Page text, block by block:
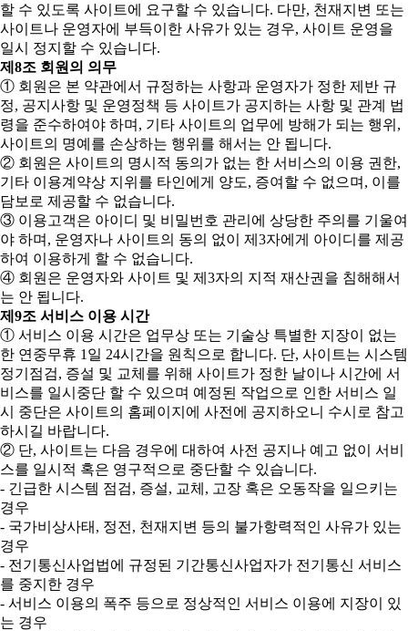
할 수 있도록 사이트에 요구할 수 있습니다. 다만, 천재지변 또는
사이트나 운영자에 부득이한 사유가 있는 경우, 사이트 운영을
일시 정지할 수 있습니다.
제8조 회원의 의무
① 회원은 본 약관에서 규정하는 사항과 운영자가 정한 제반 규
정, 공지사항 및 운영정책 등 사이트가 공지하는 사항 및 관계 법
령을 준수하여야 하며, 기타 사이트의 업무에 방해가 되는 행위,
사이트의 명예를 손상하는 행위를 해서는 안 됩니다.
② 회원은 사이트의 명시적 동의가 없는 한 서비스의 이용 권한,
기타 이용계약상 지위를 타인에게 양도, 증여할 수 없으며, 이를
담보로 제공할 수 없습니다.
③ 이용고객은 아이디 및 비밀번호 관리에 상당한 주의를 기울여
야 하며, 운영자나 사이트의 동의 없이 제3자에게 아이디를 제공
하여 이용하게 할 수 없습니다.
④ 회원은 운영자와 사이트 및 제3자의 지적 재산권을 침해해서
는 안 됩니다.
제9조 서비스 이용 시간
① 서비스 이용 시간은 업무상 또는 기술상 특별한 지장이 없는
한 연중무휴 1일 24시간을 원칙으로 합니다. 단, 사이트는 시스템
정기점검, 증설 및 교체를 위해 사이트가 정한 날이나 시간에 서
비스를 일시중단 할 수 있으며 예정된 작업으로 인한 서비스 일
시 중단은 사이트의 홈페이지에 사전에 공지하오니 수시로 참고
하시길 바랍니다.
② 단, 사이트는 다음 경우에 대하여 사전 공지나 예고 없이 서비
스를 일시적 혹은 영구적으로 중단할 수 있습니다.
- 긴급한 시스템 점검, 증설, 교체, 고장 혹은 오동작을 일으키는
경우
- 국가비상사태, 정전, 천재지변 등의 불가항력적인 사유가 있는
경우
- 전기통신사업법에 규정된 기간통신사업자가 전기통신 서비스
를 중지한 경우
- 서비스 이용의 폭주 등으로 정상적인 서비스 이용에 지장이 있
는 경우